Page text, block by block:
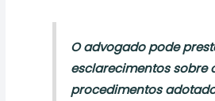
O advogado pode
esclarecimentos sobre
procedimentos